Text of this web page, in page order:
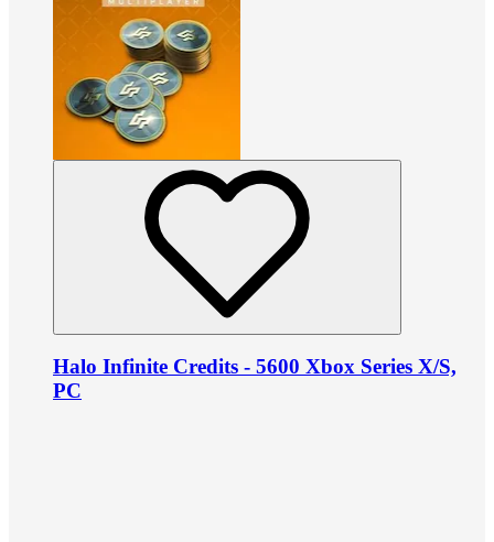
Halo Infinite Credits - 5600 Xbox Series X/S,
PC